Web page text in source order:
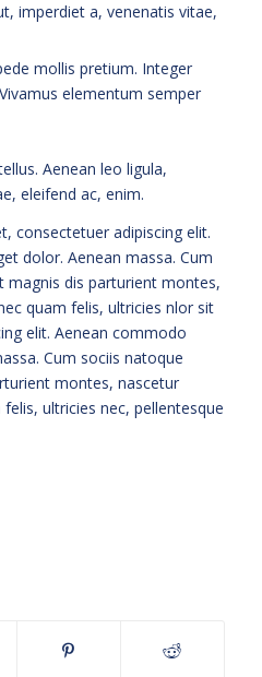
imperdiet a, venenatis vitae,
mollis pretium. Integer
elementum semper
Aenean leo ligula,
eleifend ac, enim.
consectetuer adipiscing elit.
dolor. Aenean massa. Cum
magnis dis parturient montes,
quam felis, ultricies nlor sit
elit. Aenean commodo
Cum sociis natoque
montes, nascetur
ultricies nec, pellentesque